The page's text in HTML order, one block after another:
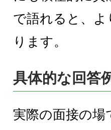
で語れると、
ります。
具体的な回答
実際の面接の場